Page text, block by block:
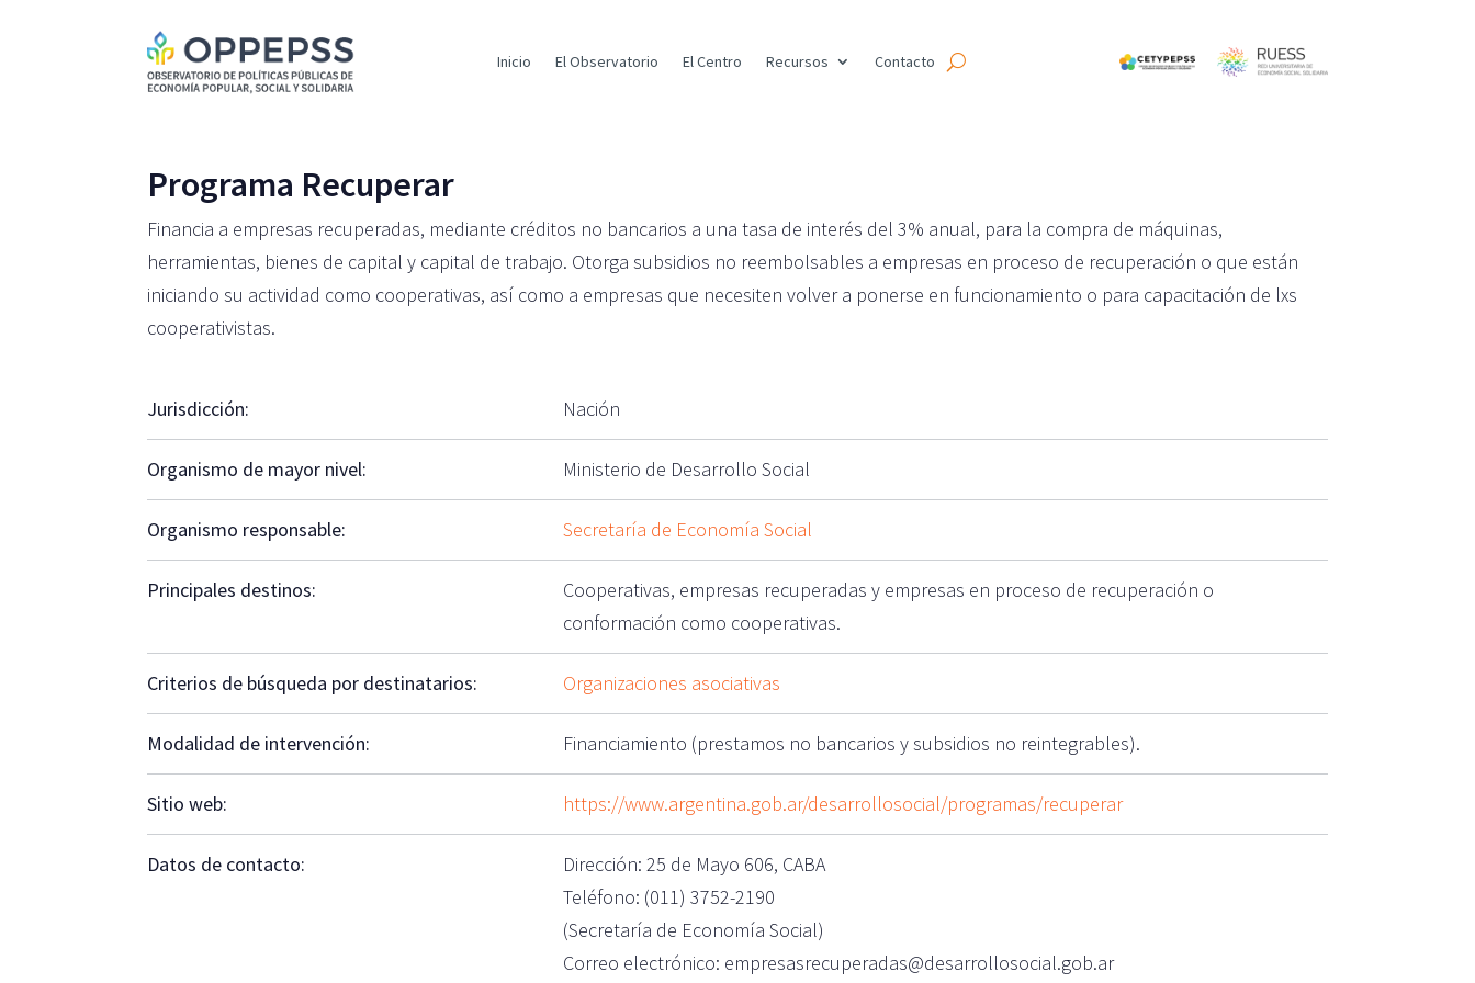
Inicio El Observatorio El Centro Recursos Contacto
Programa Recuperar
Financia a empresas recuperadas, mediante créditos no bancarios a una tasa de interés del 3% anual, para la compra de máquinas,
herramientas, bienes de capital y capital de trabajo. Otorga subsidios no reembolsables a empresas en proceso de recuperación o que están
iniciando su actividad como cooperativas, así como a empresas que necesiten volver a ponerse en funcionamiento o para capacitación de lxs
cooperativistas.
Jurisdicción: Nación
Organismo de mayor nivel: Ministerio de Desarrollo Social
Organismo responsable: Secretaría de Economía Social
Principales destinos:
Cooperativas, empresas recuperadas y empresas en proceso de recuperación o
conformación como cooperativas.
Criterios de búsqueda por destinatarios: Organizaciones asociativas
Modalidad de intervención: Financiamiento (prestamos no bancarios y subsidios no reintegrables).
Sitio web: https://www.argentina.gob.ar/desarrollosocial/programas/recuperar
Datos de contacto:
Dirección: 25 de Mayo 606, CABA
Teléfono: (011) 3752-2190
(Secretaría de Economía Social)
Correo electrónico: empresasrecuperadas@desarrollosocial.gob.ar